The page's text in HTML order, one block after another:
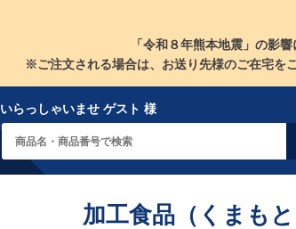
「令和８年熊本地震」の影
※ご注文される場合は、お送り先様のご在宅を
いらっしゃいませ ゲスト 様
加工食品（くまもと